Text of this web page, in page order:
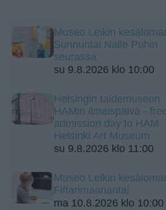
Museo Leikin
Sunnuntai Nalle Puhin
seurassa
su 9.8.2026 klo 10:00
Helsingin taidemuseon
HAMin ilmaispäivä -
admission day to HAM
Helsinki Art Museum
su 9.8.2026 klo 11:00
Museo Leikin
Fiftarimaanantai
ma 10.8.2026 klo 10:00